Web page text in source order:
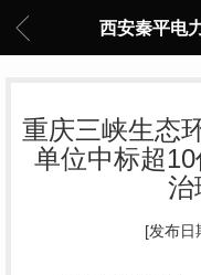
西安秦平电
重庆三峡生态
单位中标超
治
[发布日